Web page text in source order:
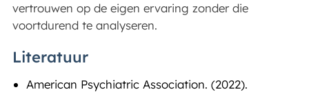
vertrouwen op de eigen ervaring zonder die
voortdurend te analyseren.
Literatuur
American Psychiatric Association. (2022).